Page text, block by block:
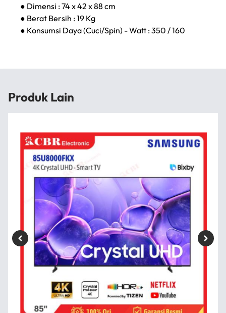
● Dimensi : 74 x 42 x 88 cm
● Berat Bersih : 19 Kg
● Konsumsi Daya (Cuci/Spin) - Watt : 350 / 160
Produk Lain